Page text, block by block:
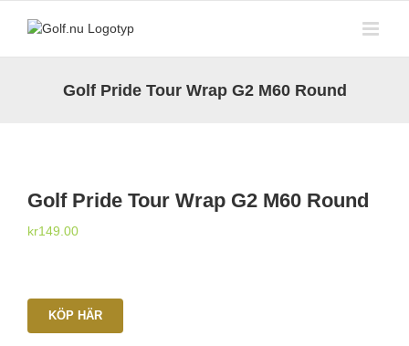
Golf Pride Tour Wrap G2 M60 Round
Golf Pride Tour Wrap G2 M60 Round
kr149.00
KÖP HÄR